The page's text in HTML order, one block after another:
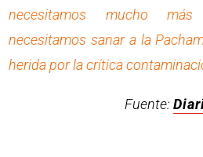
necesitamos mucho
necesitamos sanar a la
herida por la crítica
Fuente: